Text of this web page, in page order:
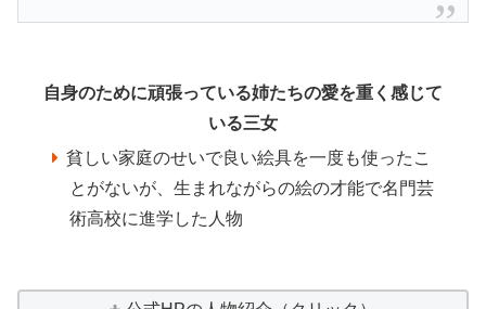
自身のために頑張っている姉たちの愛を重く感じて
いる三女
貧しい家庭のせいで良い絵具を一度も使ったこ
とがないが、生まれながらの絵の才能で名門芸
術高校に進学した人物